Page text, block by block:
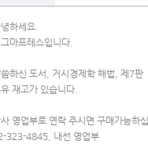
하세요.
마프레스입니다.
씀하신 도서, 거시경제학 해법, 제7판
재고가 있습니다.
영업부로 연락 주시면 구매가능하
323-4845, 내선 영업부